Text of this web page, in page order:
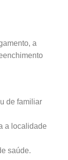
a
de familiar
a localidade
saúde.